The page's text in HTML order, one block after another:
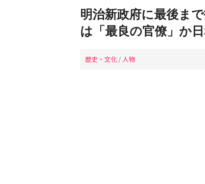
明治新政府に最後ま
は「最良の官僚」か
歴史・文化 / 人物